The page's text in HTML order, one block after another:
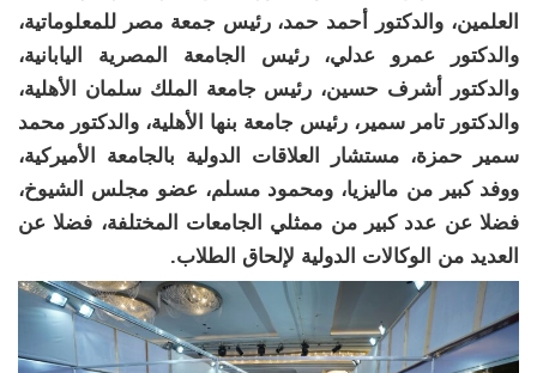
العلمين، والدكتور أحمد حمد، رئيس جمعة مصر للمعلوماتية،
والدكتور عمرو عدلي، رئيس الجامعة المصرية اليابانية،
والدكتور أشرف حسين، رئيس جامعة الملك سلمان الأهلية،
والدكتور تامر سمير، رئيس جامعة بنها الأهلية، والدكتور محمد
سمير حمزة، مستشار العلاقات الدولية بالجامعة الأميركية،
ووفد كبير من ماليزيا، ومحمود مسلم، عضو مجلس الشيوخ،
فضلا عن عدد كبير من ممثلي الجامعات المختلفة، فضلا عن
العديد من الوكالات الدولية لإلحاق الطلاب.